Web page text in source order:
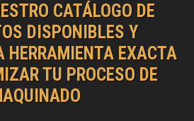
CATÁLOGO DE
DISPONIBLES Y
HERRAMIENTA EXACTA
TU PROCESO DE